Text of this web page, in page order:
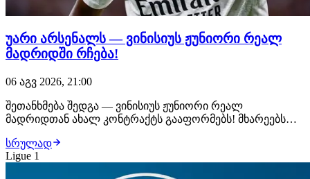
უარი არსენალს — ვინისიუს ჟუნიორი რეალ
მადრიდში რჩება!
06 აგვ 2026, 21:00
შეთანხმება შედგა — ვინისიუს ჟუნიორი რეალ
მადრიდთან ახალ კონტრაქტს გააფორმებს! მხარეებს
ფეხბურთელი უახლოეს საათებში ახალ, 6-წლიან
ხელშეკრულებას მოაწერს ხელს. მიუხედავად იმისა, რომ
არსენალი ვინისიუსს საკმაოდ სოლიდურ კონტრაქტს
სრულად
Ligue 1